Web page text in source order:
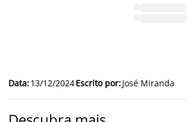
Data:13/12/2024Escrito por:José Miranda